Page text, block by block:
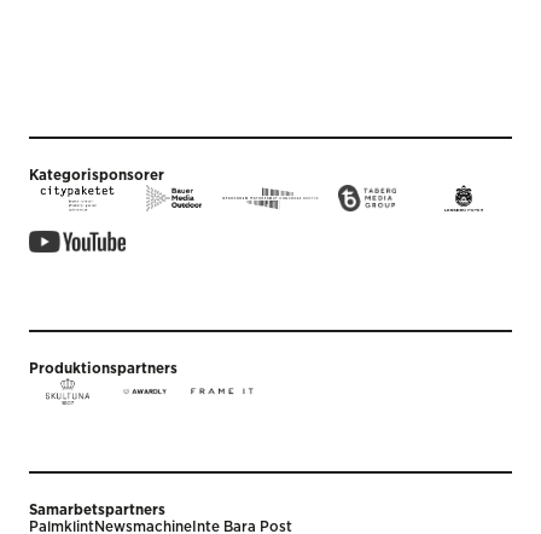
Kategorisponsorer
Produktionspartners
Samarbetspartners
PalmklintNewsmachine Inte Bara Post